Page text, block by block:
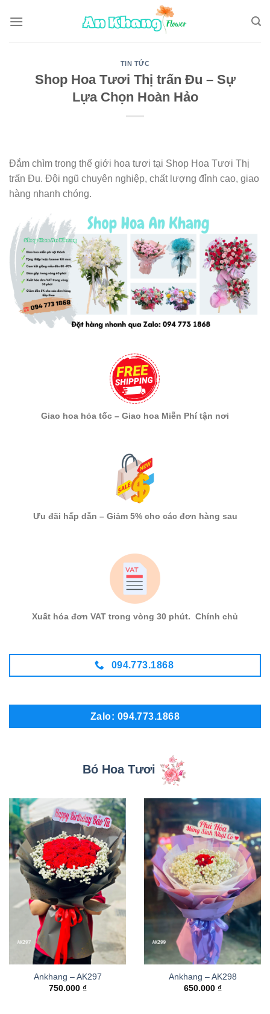
TIN TỨC
Shop Hoa Tươi Thị trấn Đu – Sự
Lựa Chọn Hoàn Hảo
Đắm chìm trong thế giới hoa tươi tại Shop Hoa Tươi Thị
trấn Đu. Đội ngũ chuyên nghiệp, chất lượng đỉnh cao, giao
hàng nhanh chóng.
Giao hoa hỏa tốc – Giao hoa Miễn Phí tận nơi
Ưu đãi hấp dẫn – Giảm 5% cho các đơn hàng sau
Xuất hóa đơn VAT trong vòng 30 phút. Chính chủ
094.773.1868
Zalo: 094.773.1868
Bó Hoa Tươi
Ankhang – AK297
750.000 ₫
Ankhang – AK298
650.000 ₫